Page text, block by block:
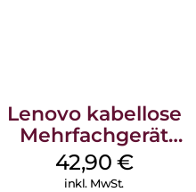
Lenovo kabellose
Mehrfachgerät
Luna Grey
42,90 €
inkl. MwSt.